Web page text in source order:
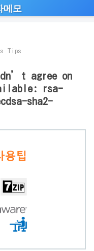
메모
Tips
agree on
rsa-
sha2-